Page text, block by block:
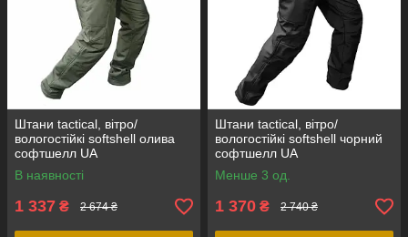
Штани tactical, вітро/
вологостійкі softshell олива
софтшелл UA
В наявності
1 337 ₴ 2 674 ₴
Штани tactical, вітро/
вологостійкі softshell чорний
софтшелл UA
Менше 3 од.
1 370 ₴ 2 740 ₴